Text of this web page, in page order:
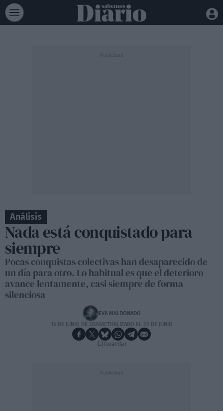
Análisis
Nada está conquistado para
siempre
Pocas conquistas colectivas han desaparecido de
un día para otro. Lo habitual es que el deterioro
avance lentamente, casi siempre de forma
silenciosa
EVA MALDONADO
14 DE JUNIO DE 2026ACTUALIZADO EL 22 DE JUNIO
Guardar